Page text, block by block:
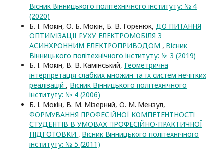
Вісник Вінницького політехнічного інституту: № 4
(2020)
Б. І. Мокін, О. Б. Мокін, В. В. Горенюк, ДО ПИТАННЯ
ОПТИМІЗАЦІЇ РУХУ ЕЛЕКТРОМОБІЛЯ З
АСИНХРОННИМ ЕЛЕКТРОПРИВОДОМ , Вісник
Вінницького політехнічного інституту: № 3 (2019)
Б. І. Мокін, В. В. Камінський, Геометрична
інтерпретація слабких множин та їх систем нечітких
реалізацій , Вісник Вінницького політехнічного
інституту: № 4 (2006)
Б. І. Мокін, В. М. Мізерний, О. М. Мензул,
ФОРМУВАННЯ ПРОФЕСІЙНОЇ КОМПЕТЕНТНОСТІ
СТУДЕНТІВ В УМОВАХ ПРОФЕСІЙНО-ПРАКТИЧНОЇ
ПІДГОТОВКИ , Вісник Вінницького політехнічного
інституту: № 5 (2011)